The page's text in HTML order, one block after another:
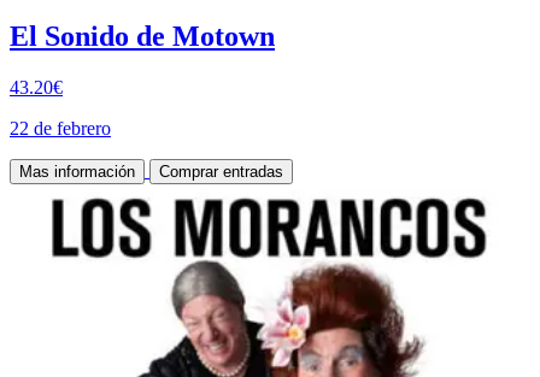
El Sonido de Motown
43.20€
22 de febrero
Mas información Comprar entradas